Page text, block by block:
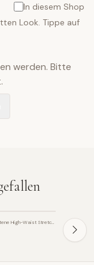
In diesem Shop
Look. Tippe auf
werden. Bitte
Schmal geschnittene High-Waist Stretchh… SALE
EUR 65